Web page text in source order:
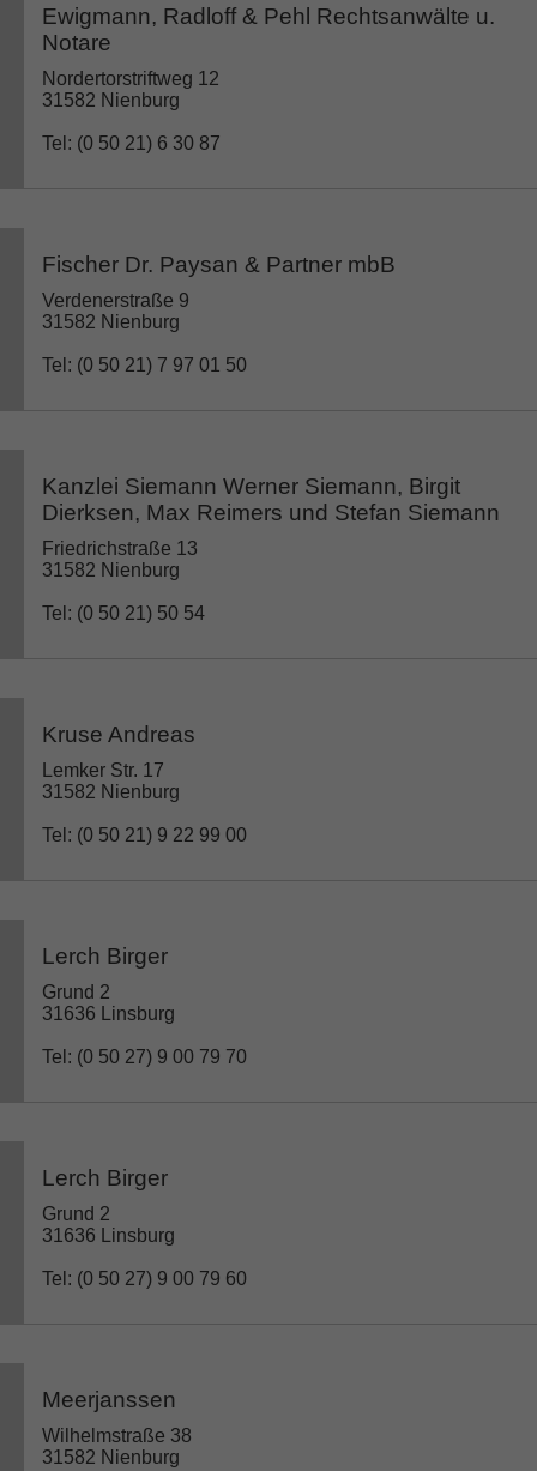
Ewigmann, Radloff & Pehl Rechtsanwälte u.
Notare
Nordertorstriftweg 12
31582 Nienburg
Tel: (0 50 21) 6 30 87
Fischer Dr. Paysan & Partner mbB
Verdenerstraße 9
31582 Nienburg
Tel: (0 50 21) 7 97 01 50
Kanzlei Siemann Werner Siemann, Birgit
Dierksen, Max Reimers und Stefan Siemann
Friedrichstraße 13
31582 Nienburg
Tel: (0 50 21) 50 54
Kruse Andreas
Lemker Str. 17
31582 Nienburg
Tel: (0 50 21) 9 22 99 00
Lerch Birger
Grund 2
31636 Linsburg
Tel: (0 50 27) 9 00 79 70
Lerch Birger
Grund 2
31636 Linsburg
Tel: (0 50 27) 9 00 79 60
Meerjanssen
Wilhelmstraße 38
31582 Nienburg